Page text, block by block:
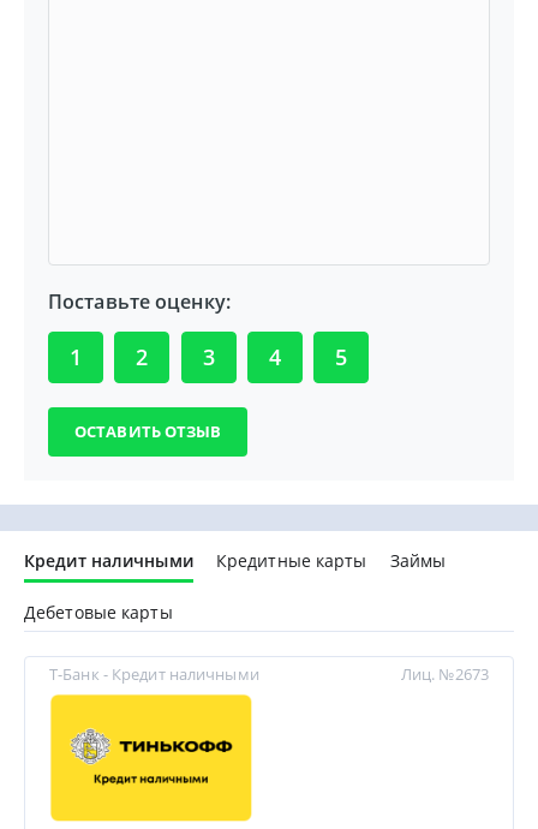
Поставьте оценку:
1 2 3 4 5
Кредит наличными Кредитные карты Займы
Дебетовые карты
Т-Банк - Кредит наличными Лиц. №2673